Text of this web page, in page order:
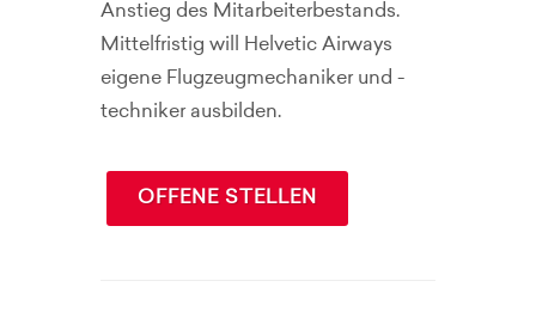
Anstieg des Mitarbeiterbestands.
Mittelfristig will Helvetic Airways
eigene Flugzeugmechaniker und -
techniker ausbilden.
OFFENE STELLEN